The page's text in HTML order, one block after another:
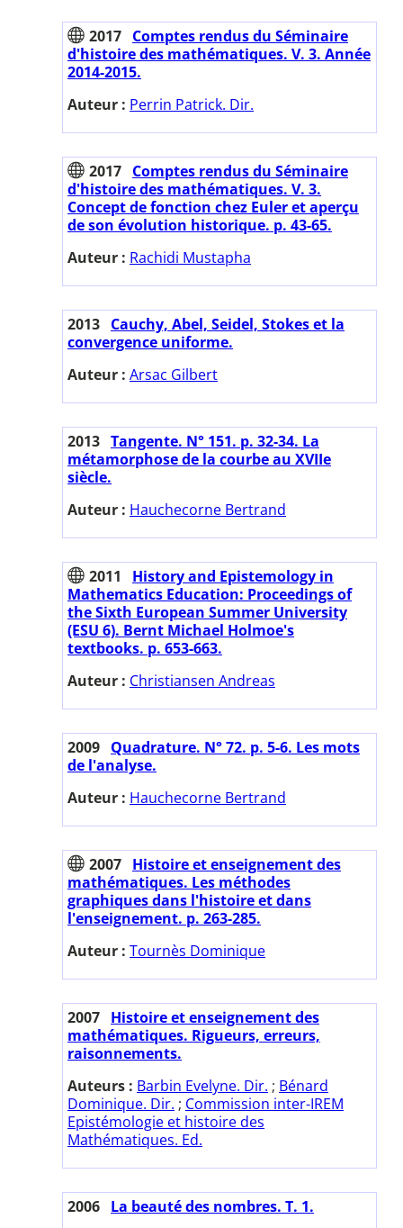
2017 Comptes rendus du Séminaire
d'histoire des mathématiques. V. 3. Année
2014-2015.
Auteur : Perrin Patrick. Dir.
2017 Comptes rendus du Séminaire
d'histoire des mathématiques. V. 3.
Concept de fonction chez Euler et aperçu
de son évolution historique. p. 43-65.
Auteur : Rachidi Mustapha
2013 Cauchy, Abel, Seidel, Stokes et la
convergence uniforme.
Auteur : Arsac Gilbert
2013 Tangente. N° 151. p. 32-34. La
métamorphose de la courbe au XVIIe
siècle.
Auteur : Hauchecorne Bertrand
2011
History and Epistemology in
Mathematics Education: Proceedings of
the Sixth European Summer University
(ESU 6). Bernt Michael Holmoe's
textbooks. p. 653-663.
Auteur : Christiansen Andreas
2009 Quadrature. N° 72. p. 5-6. Les mots
de l'analyse.
Auteur : Hauchecorne Bertrand
2007 Histoire et enseignement des
mathématiques. Les méthodes
graphiques dans l'histoire et dans
l'enseignement. p. 263-285.
Auteur : Tournès Dominique
2007 Histoire et enseignement des
mathématiques. Rigueurs, erreurs,
raisonnements.
Auteurs : Barbin Evelyne. Dir. ; Bénard
Dominique. Dir. ; Commission inter-IREM
Epistémologie et histoire des
Mathématiques. Ed.
2006 La beauté des nombres. T. 1.